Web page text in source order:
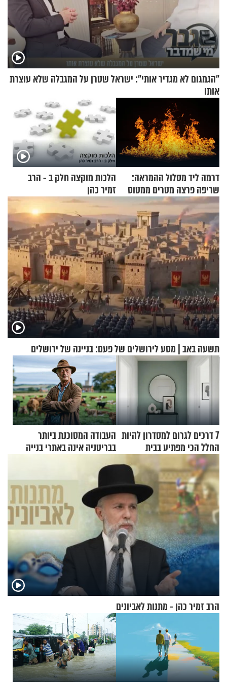
"הגמגום לא מגדיר אותי": ישראל שטרן על המגבלה שלא עוצרת
אותו
דרמה ליד מסלול ההמראה:
שריפה פרצה מטרים ממטוס
מלא בנוסעים
הלכות מוקצה חלק ב - הרב
זמיר כהן
תשעה באב | מסע לירושלים של פעם: בניינה של ירושלים
7 דרכים לגרום למסדרון להיות
החלל הכי מפתיע בבית
העבודה המסוכנת ביותר
בבריטניה אינה באתרי בנייה
הרב זמיר כהן - מתנות לאביונים